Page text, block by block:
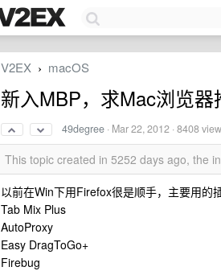
V2EX › macOS
新入MBP，求Mac浏览器
49degree · Mar 22, 2012 · 8408
This topic created in 5252 days ago, the
以前在Win下用Firefox很是顺手，主要用的
Tab Mix Plus
AutoProxy
Easy DragToGo+
Firebug